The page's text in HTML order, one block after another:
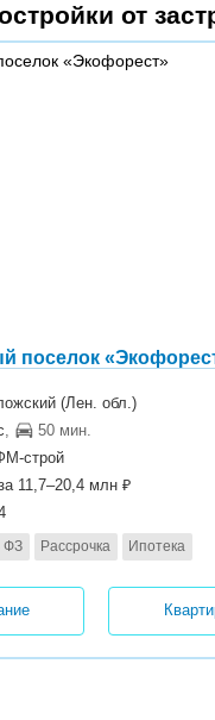
от
поселок
(Лен. обл.)
,
50 мин.
строй
11,7–20,4 млн ₽
ФЗ Рассрочка Ипотека